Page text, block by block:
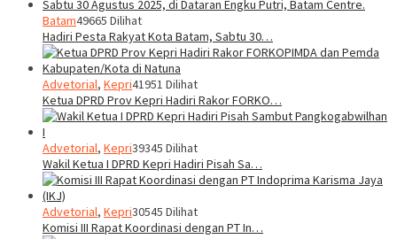
Batam49665 Dilihat
Hadiri Pesta Rakyat Kota Batam, Sabtu 30…
Advetorial, Kepri41951 Dilihat
Ketua DPRD Prov Kepri Hadiri Rakor FORKO…
Advetorial, Kepri39345 Dilihat
Wakil Ketua I DPRD Kepri Hadiri Pisah Sa…
Advetorial, Kepri30545 Dilihat
Komisi III Rapat Koordinasi dengan PT In…